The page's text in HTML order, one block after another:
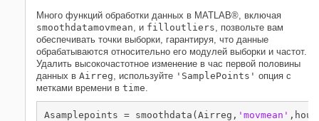
Много функций обработки данных в MATLAB®, включая
smoothdatamovmean , и filloutliers , позвольте вам
обеспечивать точки выборки, гарантируя, что данные
обрабатываются относительно его модулей выборки и частот.
Удалить высокочастотное изменение в час первой половины
данных в Airreg , используйте 'SamplePoints' опция с
метками времени в time
Asamplepoints = smoothdata(Airreg, 'movmean'